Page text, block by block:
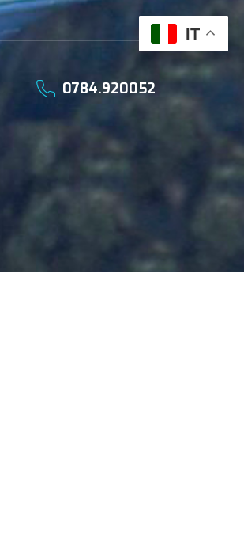
0784.920052
IT